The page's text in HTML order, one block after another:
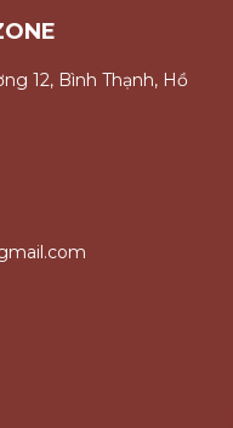
12, Bình Thạnh, Hồ